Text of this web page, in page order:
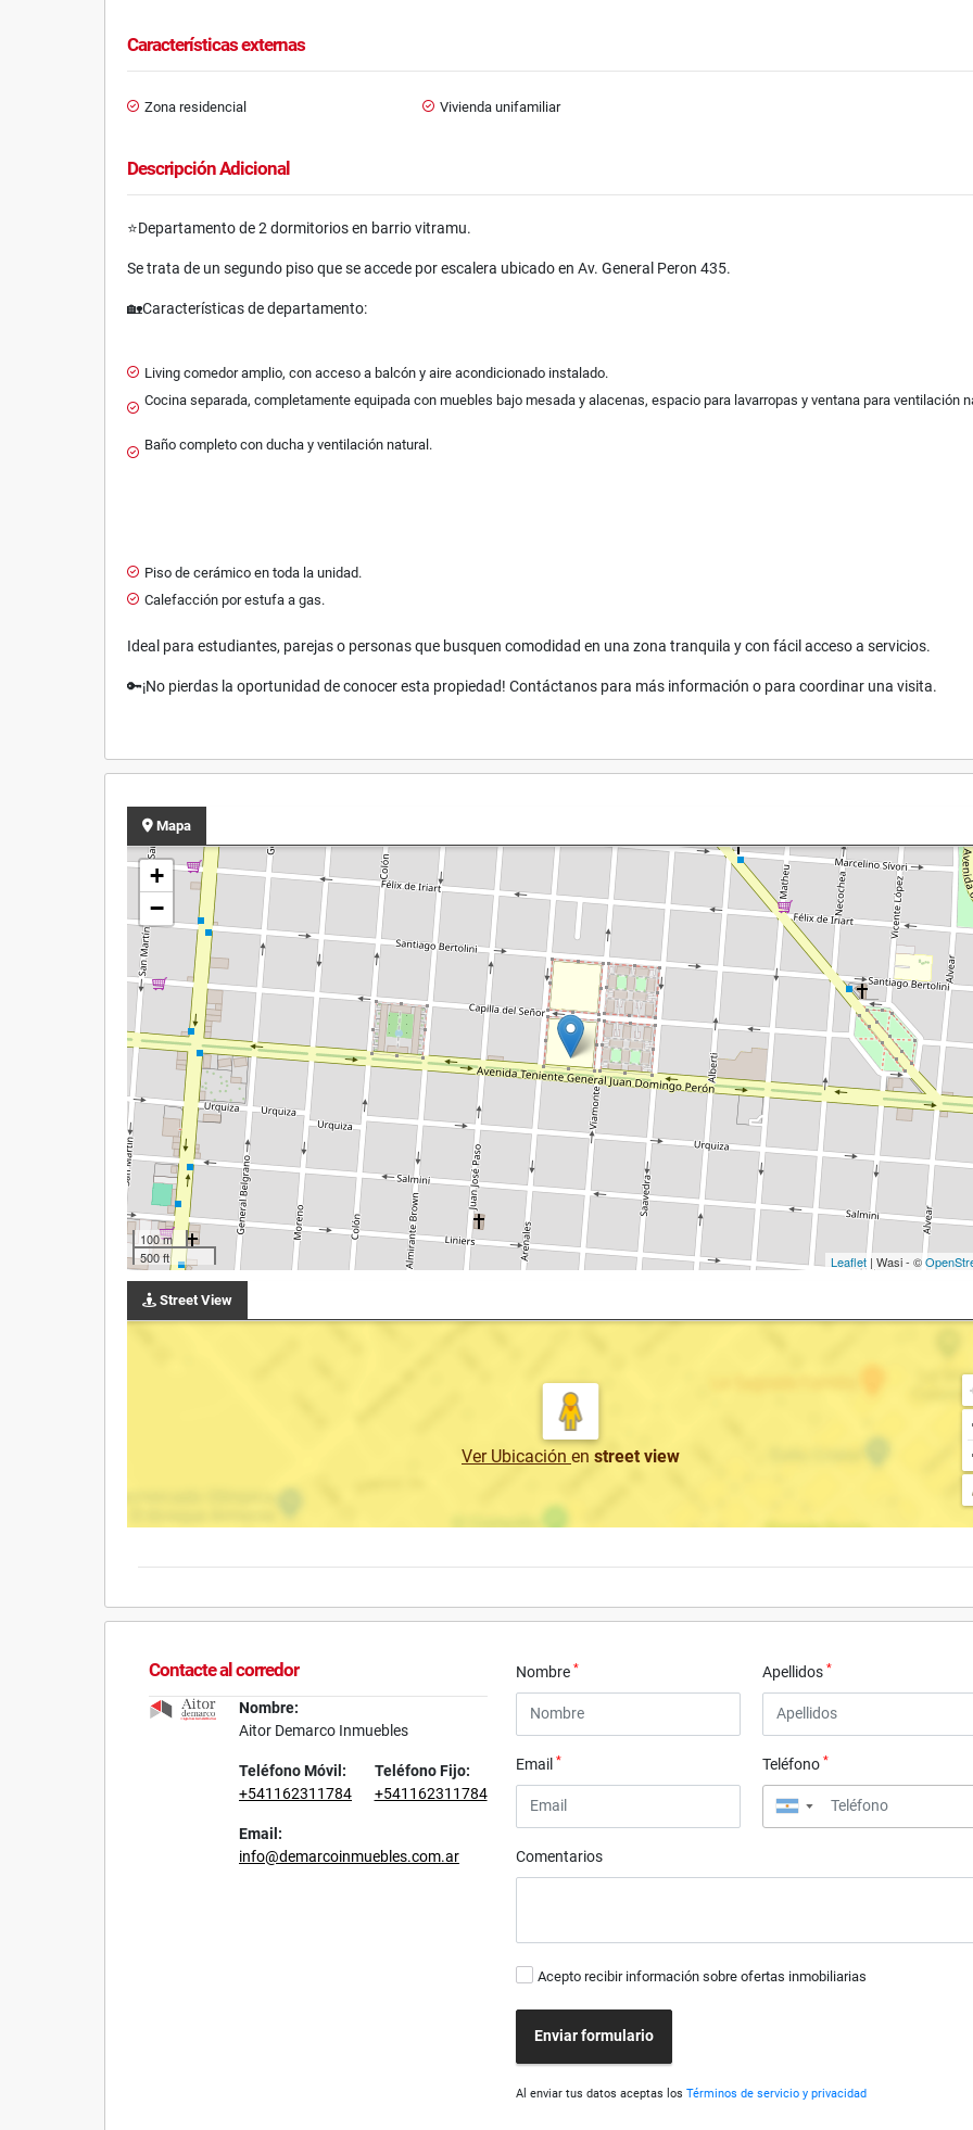
Características externas
Zona residencial Vivienda unifamiliar
Descripción Adicional
⭐️Departamento de 2 dormitorios en barrio vitramu.
Se trata de un segundo piso que se accede por escalera ubicado en Av. General Peron 435.
🏡Características de departamento:
Living comedor amplio, con acceso a balcón y aire acondicionado instalado.
Cocina separada, completamente equipada con muebles bajo mesada y alacenas, espacio para lavarropas y ventana para ventilación
Baño completo con ducha y ventilación natural.
Piso de cerámico en toda la unidad.
Calefacción por estufa a gas.
Ideal para estudiantes, parejas o personas que busquen comodidad en una zona tranquila y con fácil acceso a servicios.
🔑¡No pierdas la oportunidad de conocer esta propiedad! Contáctanos para más información o para coordinar una visita.
Mapa
+
−
100 m
500 ft
Leaflet | Wasi - ©
Street View
Ver Ubicación en street view
Contacte al corredor
Nombre:
Aitor Demarco Inmuebles
Teléfono Móvil:
+541162311784
Teléfono Fijo:
+541162311784
Email:
info@demarcoinmuebles.com.ar
Nombre* Apellidos *
Email* Teléfono *
▼
Comentarios
Acepto recibir información sobre ofertas inmobiliarias
Enviar formulario
Al enviar tus datos aceptas losTérminos de servicio y privacidad